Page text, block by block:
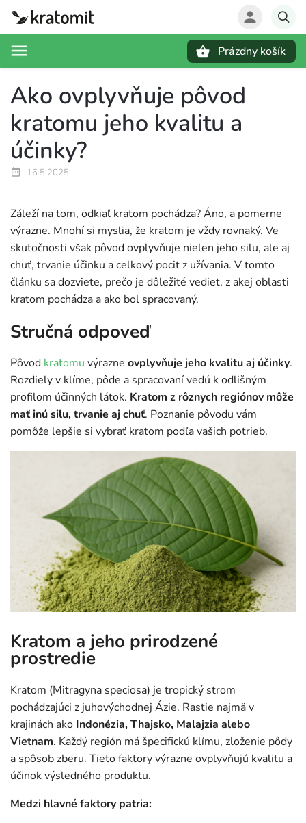
Prázdny košík
Ako ovplyvňuje pôvod
kratomu jeho kvalitu a
účinky?
16.5.2025
Záleží na tom, odkiaľ kratom pochádza? Áno, a pomerne
výrazne. Mnohí si myslia, že kratom je vždy rovnaký. Ve
skutočnosti však pôvod ovplyvňuje nielen jeho silu, ale aj
chuť, trvanie účinku a celkový pocit z užívania. V tomto
článku sa dozviete, prečo je dôležité vedieť, z akej oblasti
kratom pochádza a ako bol spracovaný.
Stručná odpoveď
Pôvod kratomu výrazne ovplyvňuje jeho kvalitu aj účinky.
Rozdiely v klíme, pôde a spracovaní vedú k odlišným
profilom účinných látok. Kratom z rôznych regiónov môže
mať inú silu, trvanie aj chuť. Poznanie pôvodu vám
pomôže lepšie si vybrať kratom podľa vašich potrieb.
Kratom a jeho prirodzené
prostredie
Kratom (Mitragyna speciosa) je tropický strom
pochádzajúci z juhovýchodnej Ázie. Rastie najmä v
krajinách ako Indonézia, Thajsko, Malajzia alebo
Vietnam. Každý región má špecifickú klímu, zloženie pôdy
a spôsob zberu. Tieto faktory výrazne ovplyvňujú kvalitu a
účinok výsledného produktu.
Medzi hlavné faktory patria: